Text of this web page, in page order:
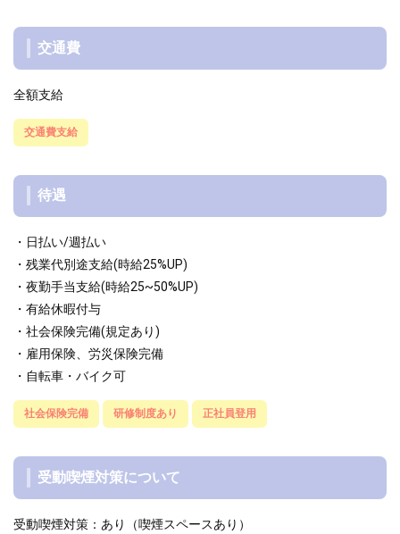
交通費
全額支給
交通費支給
待遇
・日払い/週払い
・残業代別途支給(時給25%UP)
・夜勤手当支給(時給25~50%UP)
・有給休暇付与
・社会保険完備(規定あり)
・雇用保険、労災保険完備
・自転車・バイク可
社会保険完備 研修制度あり 正社員登用
受動喫煙対策について
受動喫煙対策：あり（喫煙スペースあり）